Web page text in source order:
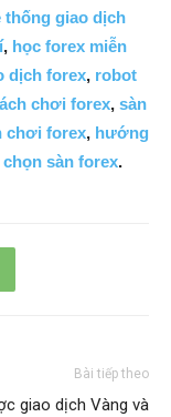
thống giao dịch
, học forex miễn
dịch forex, robot
chơi forex, sàn
chơi forex, hướng
chọn sàn forex.
Bài tiếp theo
giao dịch Vàng và